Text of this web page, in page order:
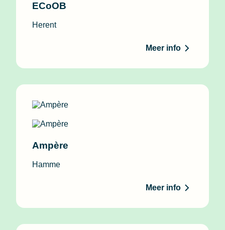
ECoOB
Herent
Meer info
Ampère
Hamme
Meer info